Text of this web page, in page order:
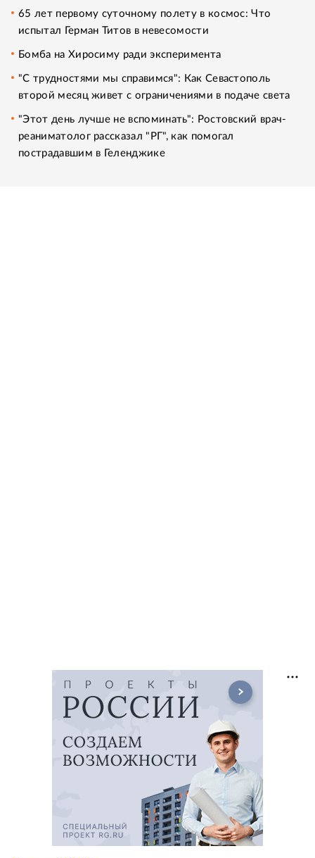
65 лет первому суточному полету в космос: Что
испытал Герман Титов в невесомости
Бомба на Хиросиму ради эксперимента
"С трудностями мы справимся": Как Севастополь
второй месяц живет с ограничениями в подаче света
"Этот день лучше не вспоминать": Ростовский врач-
реаниматолог рассказал "РГ", как помогал
пострадавшим в Геленджике